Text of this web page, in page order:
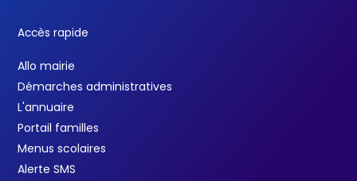
Accès rapide
Allo mairie
Démarches administratives
L'annuaire
Portail familles
Menus scolaires
Alerte SMS